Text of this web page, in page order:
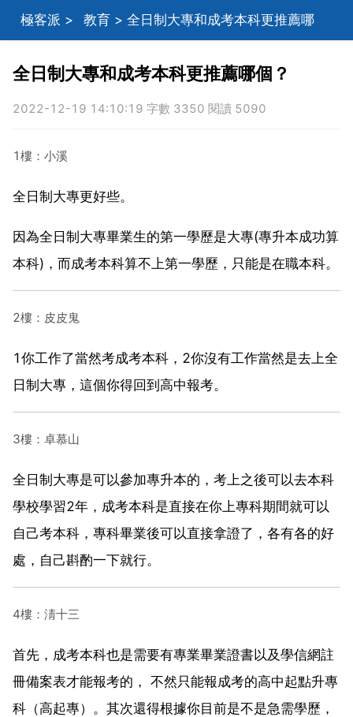
極客派 > 教育 > 全日制大專和成考本科更推薦哪
全日制大專和成考本科更推薦哪個？
2022-12-19 14:10:19 字數 3350 閱讀 5090
1樓：小溪
全日制大專更好些。
因為全日制大專畢業生的第一學歷是大專(專升本成功算
本科)，而成考本科算不上第一學歷，只能是在職本科。
2樓：皮皮鬼
1你工作了當然考成考本科，2你沒有工作當然是去上全
日制大專，這個你得回到高中報考。
3樓：卓慕山
全日制大專是可以參加專升本的，考上之後可以去本科
學校學習2年，成考本科是直接在你上專科期間就可以
自己考本科，專科畢業後可以直接拿證了，各有各的好
處，自己斟酌一下就行。
4樓：淸十三
首先，成考本科也是需要有專業畢業證書以及學信網註
冊備案表才能報考的， 不然只能報成考的高中起點升專
科（高起專）。其次還得根據你目前是不是急需學歷，